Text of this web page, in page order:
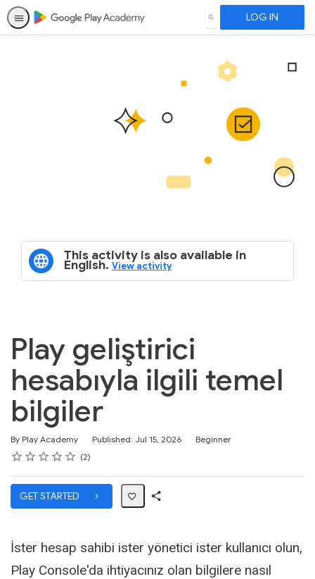
SEARCH LOG IN
This activity is also available in
English. View activity
Play geliştirici
hesabıyla ilgili temel
bilgiler
By Play Academy Published: Jul 15, 2026
Difficulty
Beginner
Rating
1 star
2 stars
3 stars
4 stars
5 stars
Average rating: 0 2
2 reviews
GET STARTED
İster hesap sahibi ister yönetici ister kullanıcı olun,
Play Console'da ihtiyacınız olan bilgilere nasıl